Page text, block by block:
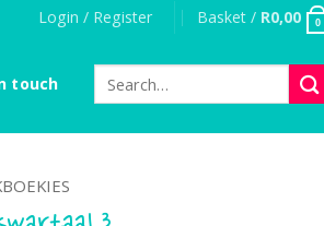
Login / Register Basket / R0,00 0
touch
for: